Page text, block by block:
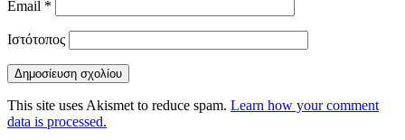
Email *
Ιστότοπος
This site uses Akismet to reduce spam. Learn how your comment
data is processed.